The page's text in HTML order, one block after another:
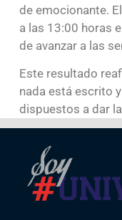
de emocionante.
a las 13:00 horas
de avanzar a las
Este resultado
nada está escrito
dispuestos a dar